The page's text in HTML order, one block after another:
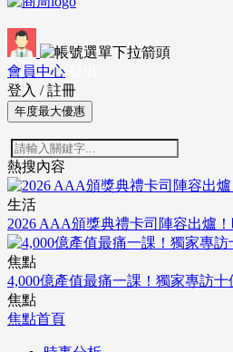
會員中心
登入 / 註冊
年度最大優惠
熱搜內容
生活
2026 AAA頒獎典禮卡司陣容出爐
焦點
4,000億產值最痛一課！獨家專訪
焦點
焦點首頁